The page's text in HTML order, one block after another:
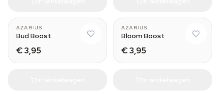
AZARIUS
Bud Boost
€ 3,95
AZARIUS
Bloom Boost
€ 3,95